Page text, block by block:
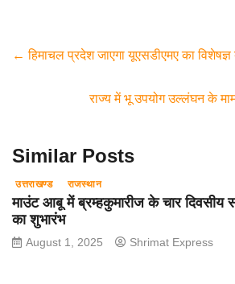
e
k
er s
A
gr
a
e
← हिमाचल प्रदेश जाएगा यूएसडीएमए का
राज्य में भू उपयोग उल्लंघन के
Similar Posts
उत्तराखण्ड राजस्थान
माउंट आबू में ब्रम्हकुमारीज के चार दिवसीय
का शुभारंभ
August 1, 2025 Shrimat Express